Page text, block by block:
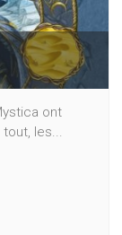
ont
les...